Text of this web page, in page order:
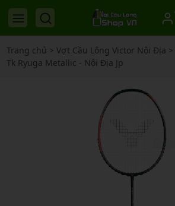
Trang chủ > Vợt Cầu Lông Victor Nội Địa >
Tk Ryuga Metallic - Nội Địa Jp